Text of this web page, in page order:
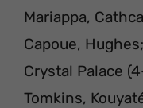
Mariappa,
Capoue,
Crystal Palace
Tomkins,